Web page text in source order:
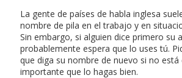
La gente de países de habla inglesa
nombre de pila en el trabajo y en
Sin embargo, si alguien dice primero su
probablemente espera que lo uses tú.
que diga su nombre de nuevo si no está
importante que lo hagas bien.